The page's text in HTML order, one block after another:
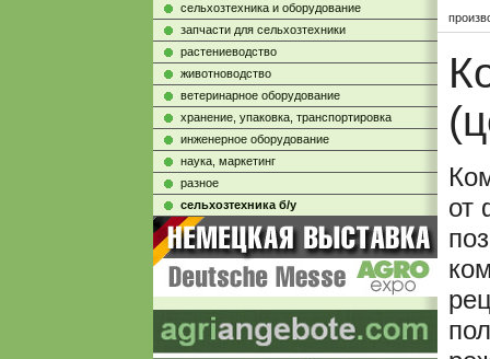
сельхозтехника и оборудование
запчасти для сельхозтехники
растениеводство
животноводство
ветеринарное оборудование
хранение, упаковка, транспортировка
инженерное оборудование
наука, маркетинг
разное
сельхозтехника б/у
от